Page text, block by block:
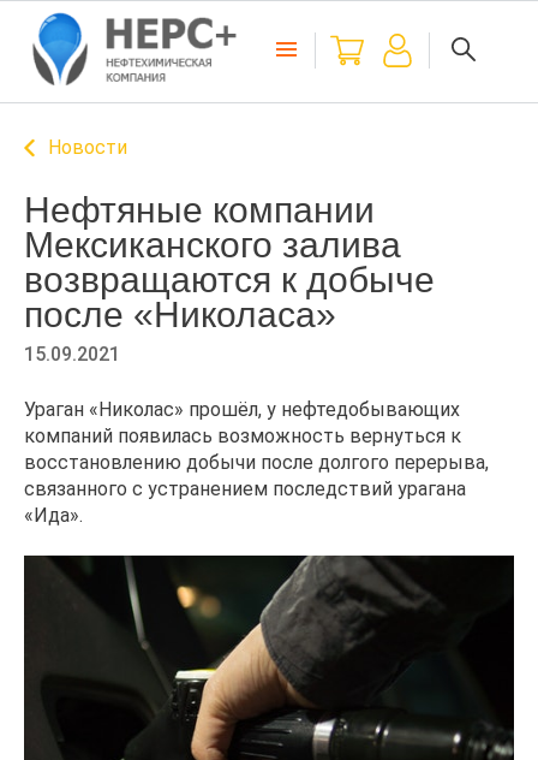
Новости
Нефтяные компании
Мексиканского залива
возвращаются к добыче
после «Николаса»
15.09.2021
Ураган «Николас» прошёл, у нефтедобывающих
компаний появилась возможность вернуться к
восстановлению добычи после долгого перерыва,
связанного с устранением последствий урагана
«Ида».